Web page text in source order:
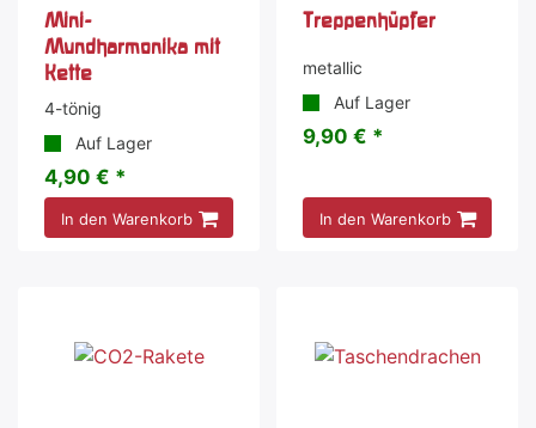
Mini-
Mundharmonika mit
Kette
4-tönig
Auf Lager
4,90 € *
In den Warenkorb
Treppenhüpfer
metallic
Auf Lager
9,90 € *
In den Warenkorb